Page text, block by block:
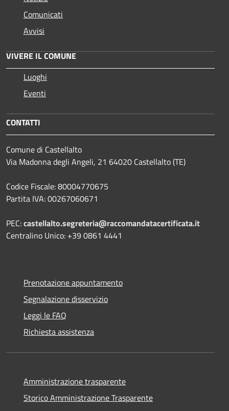
Comunicati
Avvisi
VIVERE IL COMUNE
Luoghi
Eventi
CONTATTI
Comune di Castellalto
Via Madonna degli Angeli, 21 64020 Castellalto (TE)
Codice Fiscale: 80004770675
Partita IVA: 00267060671
PEC:castellalto.segreteria@raccomandatacertificata.it
Centralino Unico: +39 0861 4441
Prenotazione appuntamento
Segnalazione disservizio
Leggi le FAQ
Richiesta assistenza
Amministrazione trasparente
Storico Amministrazione Trasparente